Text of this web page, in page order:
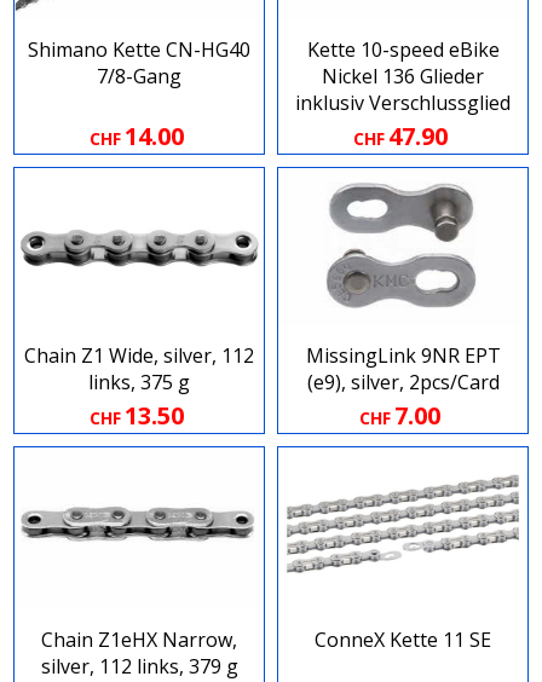
Shimano Kette CN-HG40
7/8-Gang
CHF 14.00
Kette 10-speed eBike
Nickel 136 Glieder
inklusiv Verschlussglied
CHF 47.90
Chain Z1 Wide, silver, 112
links, 375 g
CHF 13.50
MissingLink 9NR EPT
(e9), silver, 2pcs/Card
CHF 7.00
Chain Z1eHX Narrow,
silver, 112 links, 379 g
ConneX Kette 11 SE